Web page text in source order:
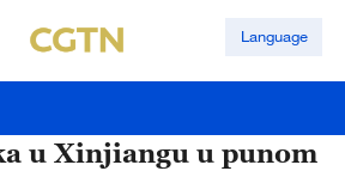
Language
u Xinjiangu u punom